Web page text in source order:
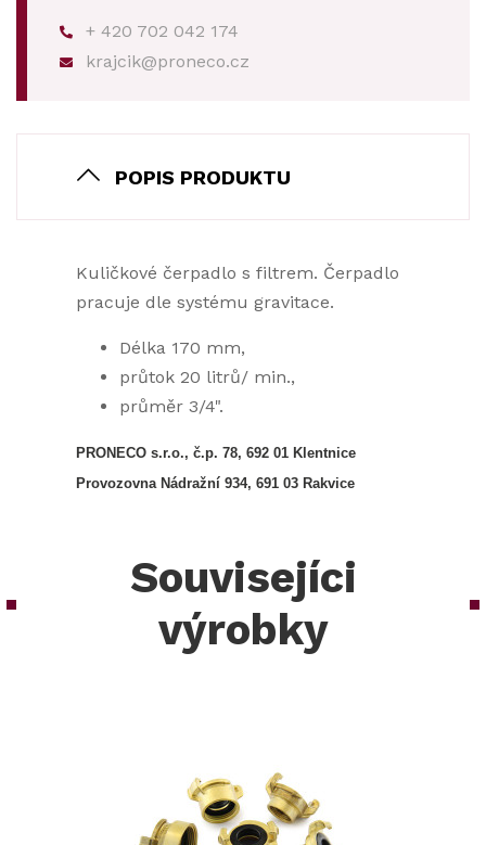
+ 420 702 042 174
krajcik@proneco.cz
POPIS PRODUKTU
Kuličkové čerpadlo s filtrem. Čerpadlo
pracuje dle systému gravitace.
Délka 170 mm,
průtok 20 litrů/ min.,
průměr 3/4".
PRONECO s.r.o., č.p. 78, 692 01 Klentnice
Provozovna Nádražní 934, 691 03 Rakvice
Souvisejíci
výrobky